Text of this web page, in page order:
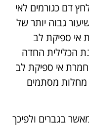
דם כגורמים לאי
גבוה יותר של
אי ספיקת לב
הכלילית החדה
אי ספיקת לב
מחלות מסתמים
בגברים ולפיכך